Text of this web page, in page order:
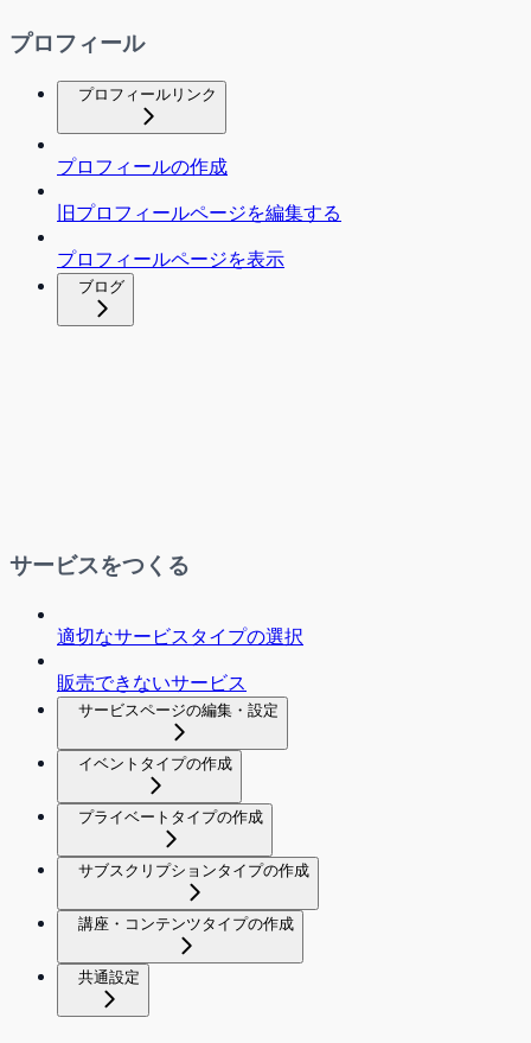
プロフィール
プロフィールリンク
プロフィールの作成
旧プロフィールページを編集する
プロフィールページを表示
ブログ
サービスをつくる
適切なサービスタイプの選択
販売できないサービス
サービスページの編集・設定
イベントタイプの作成
プライベートタイプの作成
サブスクリプションタイプの作成
講座・コンテンツタイプの作成
共通設定